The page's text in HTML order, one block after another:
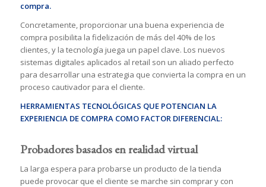
compra.
Concretamente, proporcionar una buena experiencia de
compra posibilita la fidelización de más del 40% de los
clientes, y la tecnología juega un papel clave. Los nuevos
sistemas digitales aplicados al retail son un aliado perfecto
para desarrollar una estrategia que convierta la compra en un
proceso cautivador para el cliente.
HERRAMIENTAS TECNOLÓGICAS QUE POTENCIAN LA
EXPERIENCIA DE COMPRA COMO FACTOR DIFERENCIAL:
Probadores basados en realidad virtual
La larga espera para probarse un producto de la tienda
puede provocar que el cliente se marche sin comprar y con